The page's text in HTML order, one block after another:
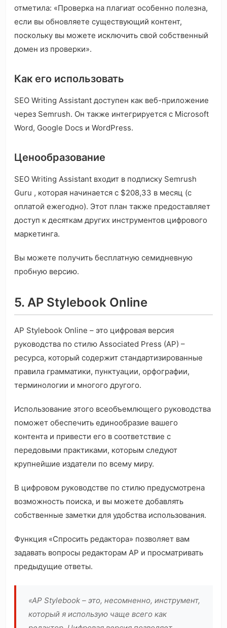
отметила: «Проверка на плагиат особенно полезна,
если вы обновляете существующий контент,
поскольку вы можете исключить свой собственный
домен из проверки».
Как его использовать
SEO Writing Assistant доступен как веб-приложение
через Semrush. Он также интегрируется с Microsoft
Word, Google Docs и WordPress.
Ценообразование
SEO Writing Assistant входит в подписку Semrush
Guru , которая начинается с $208,33 в месяц (с
оплатой ежегодно). Этот план также предоставляет
доступ к десяткам других инструментов цифрового
маркетинга.
Вы можете получить бесплатную семидневную
пробную версию.
5. AP Stylebook Online
AP Stylebook Online – это цифровая версия
руководства по стилю Associated Press (AP) –
ресурса, который содержит стандартизированные
правила грамматики, пунктуации, орфографии,
терминологии и многого другого.
Использование этого всеобъемлющего руководства
поможет обеспечить единообразие вашего
контента и привести его в соответствие с
передовыми практиками, которым следуют
крупнейшие издатели по всему миру.
В цифровом руководстве по стилю предусмотрена
возможность поиска, и вы можете добавлять
собственные заметки для удобства использования.
Функция «Спросить редактора» позволяет вам
задавать вопросы редакторам AP и просматривать
предыдущие ответы.
«AP Stylebook – это, несомненно, инструмент,
который я использую чаще всего как